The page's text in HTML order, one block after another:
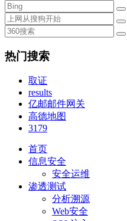
热门搜索
取证
results
亿邮邮件网关
高德地图
3179
首页
信息安全
安全运维
渗透测试
分析溯源
Web安全